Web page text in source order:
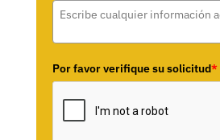
Por favor verifique su solicitud*